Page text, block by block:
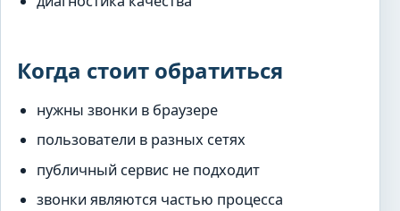
Когда стоит обратиться
нужны звонки в браузере
пользователи в разных сетях
публичный сервис не подходит
звонки являются частью процесса